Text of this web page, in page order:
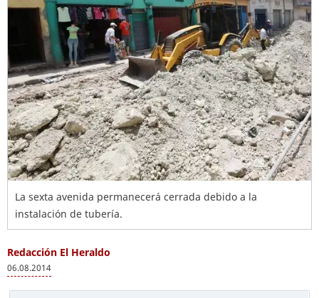
La sexta avenida permanecerá cerrada debido a la
instalación de tubería.
Redacción El Heraldo
06.08.2014